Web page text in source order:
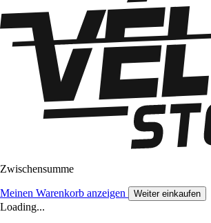
Zwischensumme
Meinen Warenkorb anzeigen Weiter einkaufen
Loading...